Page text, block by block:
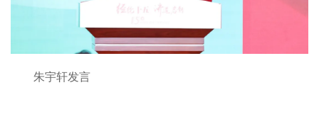
朱宇轩发言